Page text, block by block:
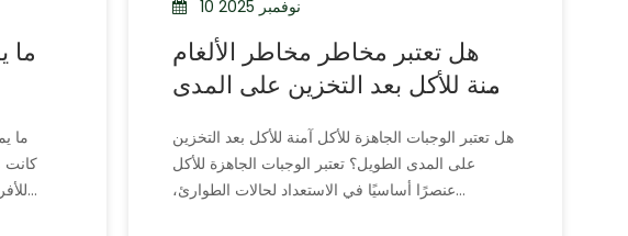
ما
ما
10 نوفمبر 2025
هل تعتبر مخاطر مخاطر الألغام
آمنة للأكل بعد التخزين على المدى
هل تعتبر الوجبات الجاهزة للأكل آمنة للأكل بعد التخزين
على المدى الطويل؟ تعتبر الوجبات الجاهزة للأكل
عنصرًا أساسيًا في الاستعداد لحالات الطوارئ،